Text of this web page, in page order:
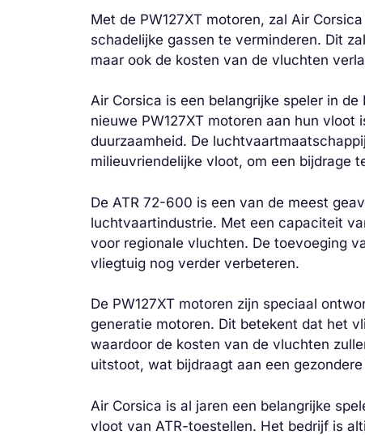
Met de PW127XT motoren, zal Air
schadelijke gassen te verminderen. Dit
maar ook de kosten van de vluchten
Air Corsica is een belangrijke speler in
nieuwe PW127XT motoren aan hun
duurzaamheid. De
milieuvriendelijke vloot, om een bijdrage
De ATR 72-600 is een van de meest
luchtvaartindustrie. Met een capaciteit
voor regionale vluchten. De toevoeging
vliegtuig nog verder verbeteren.
De PW127XT motoren zijn speciaal
generatie motoren. Dit betekent dat het
waardoor de kosten van de vluchten
uitstoot, wat bijdraagt aan een
Air Corsica is al jaren een belangrijke
vloot van ATR-toestellen. Het bedrijf is